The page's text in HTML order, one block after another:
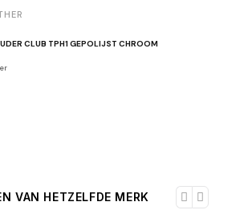
CLUB TPH1 GEPOLIJST CHROOM
VAN HETZELFDE MERK